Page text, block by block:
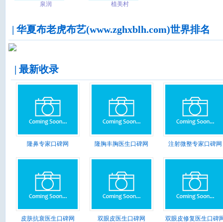
泉润 植美村
| 华夏布老虎布艺(www.zghxblh.com)世界排名
| 最新收录
隆鼻专家口碑网 隆胸丰胸医生口碑网 注射微整专家口碑网
皮肤抗衰医生口碑网 双眼皮医生口碑网 双眼皮修复医生口碑